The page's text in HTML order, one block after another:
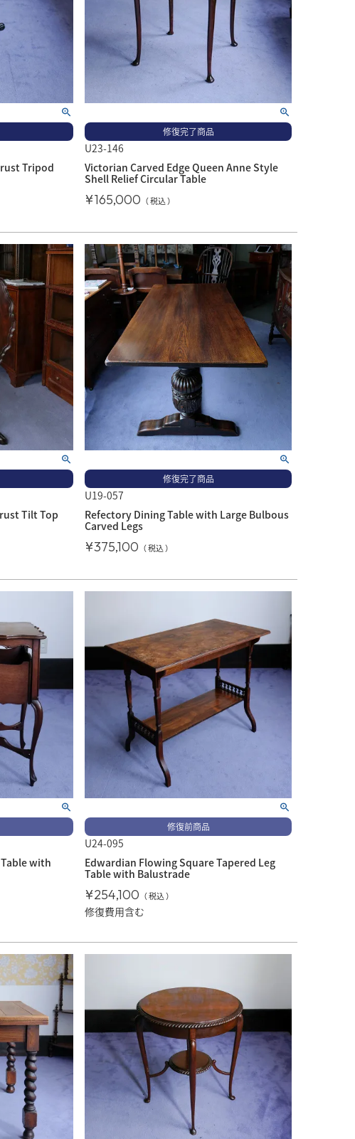
Tripod
修復完了商品
U23-146
Victorian Carved Edge Queen Anne Style
Shell Relief Circular Table
¥165,000 税込
Tilt Top
修復完了商品
U19-057
Refectory Dining Table with Large Bulbous
Carved Legs
¥375,100 税込
with
修復前商品
U24-095
Edwardian Flowing Square Tapered Leg
Table with Balustrade
¥254,100 税込
修復費用含む